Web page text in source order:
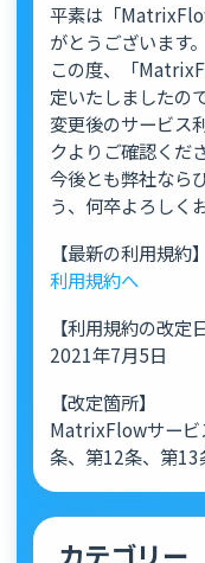
平素は「
がとうございます。
この度、「
定いたしましたの
変更後のサービス
クよりご確認くだ
今後とも弊社なら
う、何卒よろしく
【最新の利用規約】
利用規約へ
【利用規約の改定日
2021年7月5日
【改定箇所】
MatrixFlowサー
条、第12条、第13
カテゴリー